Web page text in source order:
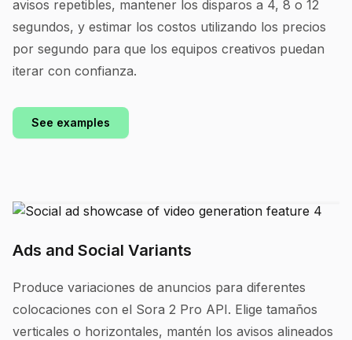
avisos repetibles, mantener los disparos a 4, 8 o 12
segundos, y estimar los costos utilizando los precios
por segundo para que los equipos creativos puedan
iterar con confianza.
See examples
Ads and Social Variants
Produce variaciones de anuncios para diferentes
colocaciones con el Sora 2 Pro API. Elige tamaños
verticales o horizontales, mantén los avisos alineados